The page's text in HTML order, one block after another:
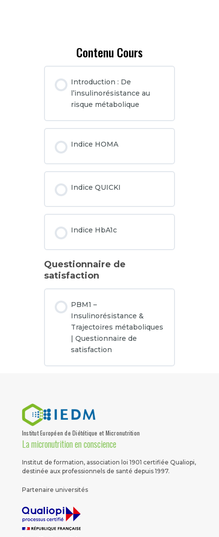
Contenu Cours
Introduction : De
l’insulinorésistance au
risque métabolique
Indice HOMA
Indice QUICKI
Indice HbA1c
Questionnaire de
satisfaction
PBM1 –
Insulinorésistance &
Trajectoires métaboliques
| Questionnaire de
satisfaction
Institut Européen de Diététique et Micronutrition
La micronutrition en conscience
Institut de formation, association loi 1901 certifiée Qualiopi,
destinée aux professionnels de santé depuis 1997.
Partenaire universités